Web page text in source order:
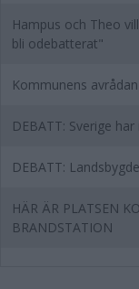
Hampus och Theo
bli odebatterat"
Kommunens
DEBATT: Sverige
DEBATT:
HÄR ÄR PLATSEN
BRANDSTATION